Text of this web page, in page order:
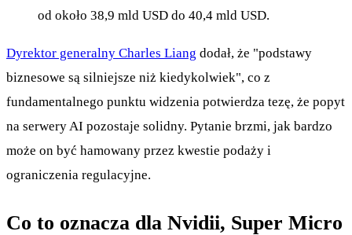
od około 38,9 mld USD do 40,4 mld USD.
Dyrektor generalny Charles Liang dodał, że "podstawy
biznesowe są silniejsze niż kiedykolwiek", co z
fundamentalnego punktu widzenia potwierdza tezę, że popyt
na serwery AI pozostaje solidny. Pytanie brzmi, jak bardzo
może on być hamowany przez kwestie podaży i
ograniczenia regulacyjne.
Co to oznacza dla Nvidii, Super Micro